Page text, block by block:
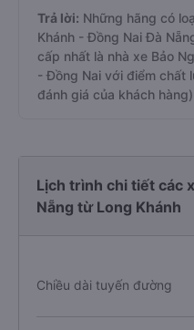
Trả lời: Những hãng có
Khánh - Đồng Nai Đà
cấp nhất là nhà xe Bảo
- Đồng Nai với điểm chất
đánh giá của khách
Lịch trình chi tiết các
Nẵng từ Long Khánh
Chiều dài tuyến đường